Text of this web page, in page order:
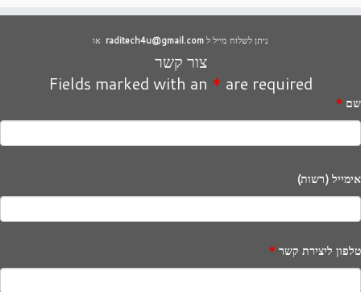
ניתן לשלוח מייל לraditech4u@gmail.com או
צור קשר
Fields marked with an * are required
שם *
אימייל (רשות)
טלפון ליצירת קשר *